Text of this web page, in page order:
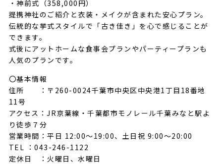
・神前式（358,000円）
提携神社のご紹介と衣装・メイクが含まれた安心プラン。
伝統的な挙式スタイルで「古き佳き」を心で感じることが
できます。
式後にアットホームな食事会プランやパーティープランも
人気のプランです。
〇基本情報
住所 ：〒260-0024千葉市中央区中央港1丁目18番地
11号
アクセス：JR京葉線・千葉都市モノレール千葉みなと駅よ
り徒歩７分
営業時間：平日 12:00～19:00、土日祝 9:00～20:00
TEL ：043-246-1122
定休日 ：火曜日、水曜日